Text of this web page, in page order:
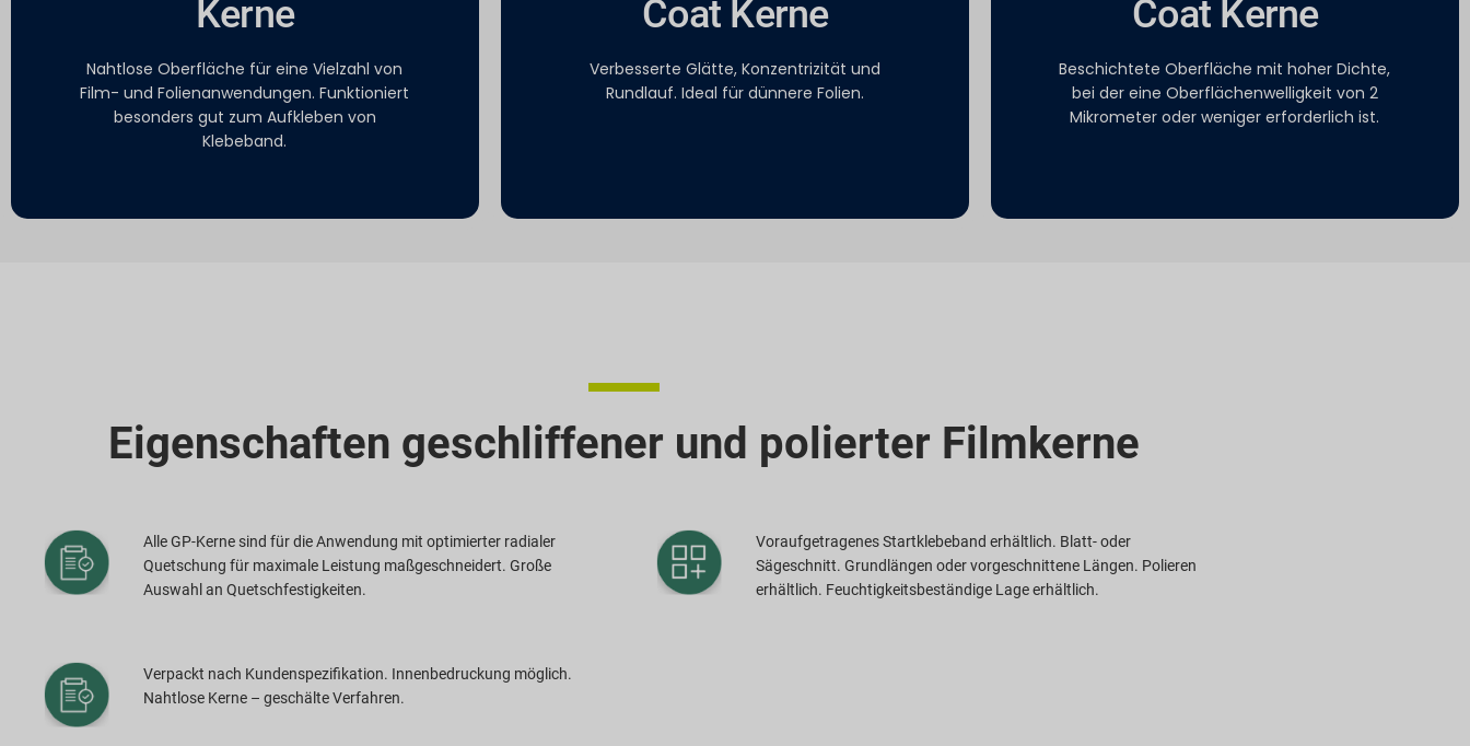
Kerne
Nahtlose Oberfläche für eine Vielzahl von
Film- und Folienanwendungen. Funktioniert
besonders gut zum Aufkleben von
Klebeband.
Coat Kerne
Verbesserte Glätte, Konzentrizität und
Rundlauf. Ideal für dünnere Folien.
Coat Kerne
Beschichtete Oberfläche mit hoher Dichte,
bei der eine Oberflächenwelligkeit von 2
Mikrometer oder weniger erforderlich ist.
Eigenschaften geschliffener und polierter Filmkerne
Alle GP-Kerne sind für die Anwendung mit optimierter radialer
Quetschung für maximale Leistung maßgeschneidert. Große
Auswahl an Quetschfestigkeiten.
Verpackt nach Kundenspezifikation. Innenbedruckung möglich.
Nahtlose Kerne – geschälte Verfahren.
Voraufgetragenes Startklebeband erhältlich. Blatt- oder
Sägeschnitt. Grundlängen oder vorgeschnittene Längen. Polieren
erhältlich. Feuchtigkeitsbeständige Lage erhältlich.